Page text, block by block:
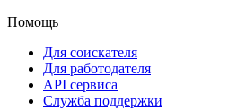
Помощь
Для соискателя
Для работодателя
API сервиса
Служба поддержки